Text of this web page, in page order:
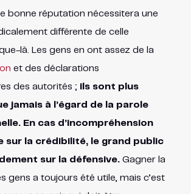
bonne réputation nécessitera une
différente de celle
là. Les gens en ont assez de la
et des déclarations
des autorités ; ils sont plus
jamais à l’égard de la parole
En cas d’incompréhension
sur la crédibilité, le grand public
sur la défensive. Gagner la
gens a toujours été utile, mais c’est